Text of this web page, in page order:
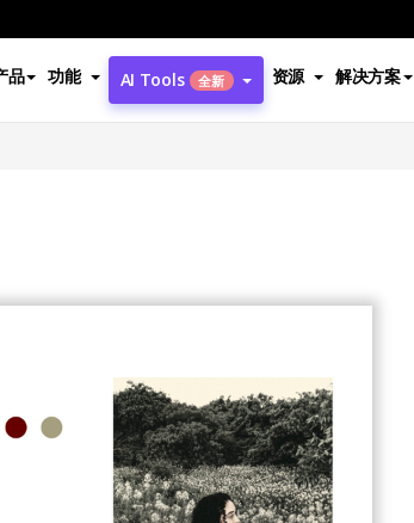
品 功能 AI Tools 全新 资源 解决方案